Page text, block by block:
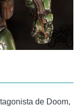
de Doom,